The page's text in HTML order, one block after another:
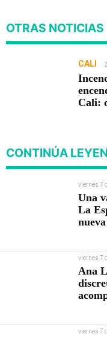
OTRAS NOTICIAS
CALI
Cali:
CONTINÚA
viernes 7
Una
La
viernes 7
Ana
viernes 7